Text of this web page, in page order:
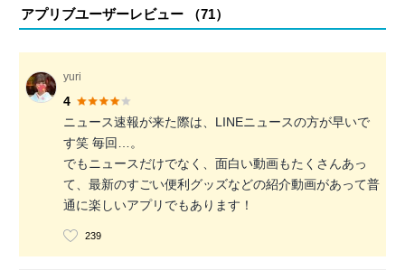
アプリブユーザーレビュー （71）
yuri
4
ニュース速報が来た際は、LINEニュースの方が早いで
す笑 毎回…。
でもニュースだけでなく、面白い動画もたくさんあっ
て、最新のすごい便利グッズなどの紹介動画があって普
通に楽しいアプリでもあります！
239